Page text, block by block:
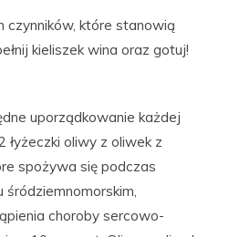
czynników, które stanowią
kieliszek wina oraz gotuj!
uporządkowanie każdej
łyżeczki oliwy z oliwek z
spożywa się podczas
choroby sercowo-